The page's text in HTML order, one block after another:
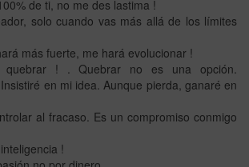
de ti, no me des lastima !
solo cuando vas más allá de los límites
más fuerte, me hará evolucionar !
quebrar ! . Quebrar no es una opción.
en mi idea. Aunque pierda, ganaré en
al fracaso. Es un compromiso conmigo
!